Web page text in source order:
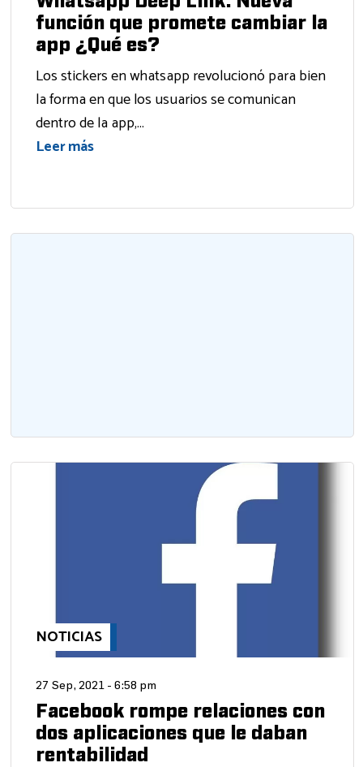
función que promete cambiar la
app ¿Qué es?
Los stickers en whatsapp revolucionó para bien
la forma en que los usuarios se comunican
dentro de la app,...
Leer más
NOTICIAS
27 Sep, 2021 - 6:58 pm
Facebook rompe relaciones con
dos aplicaciones que le daban
rentabilidad